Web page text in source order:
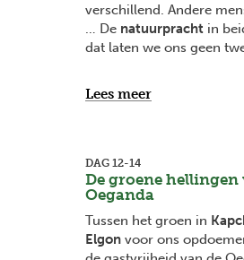
verschillend. Andere
… De natuurpracht in
dat laten we ons geen
We slaan onze tenten
vanLake Naivasha
Zweten en afzien doen
in Hell’s Gate National
van deGreat Rift Valley
Prachtige rotsformaties
voor de perfecte
passerende wildlife.
Lees meer
DAG 12-14
De groene
Oeganda
Tussen het groen in
Elgon voor ons